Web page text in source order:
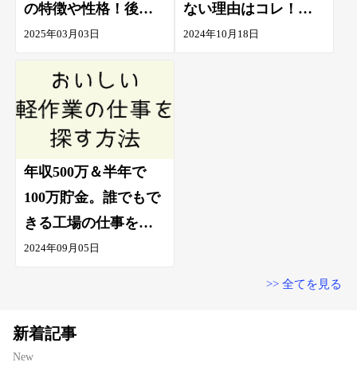
の特徴や性格！後悔
しないために抑えて
2025年03月03日
ない理由はコレ！効
率よい仕事の探し方
2024年10月18日
年収500万＆半年で
100万貯金。誰でもで
きる工場の仕事を知
ってますか？
2024年09月05日
>> 全てを見る
新着記事
New